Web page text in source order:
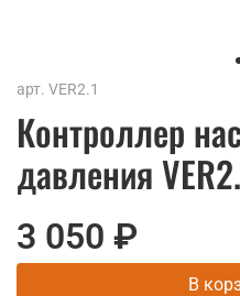
арт. VER2.1
Контроллер
давления
3 050 ₽
В